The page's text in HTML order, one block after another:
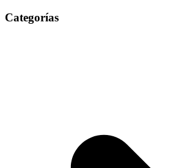
Categorías